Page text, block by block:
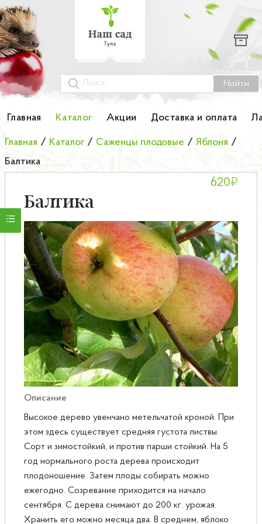
Найти
Главная Каталог Акции Доставка и оплата
Каталог
Гортензии
Грунты
Колоновидные деревья
Лук-севок
Малина
Мини-деревья
НОВИНКА Английские и Японские розы
Саженцы плодовые
Сирень
Главная / Каталог / Саженцы плодовые / Яблоня /
Балтика
Балтика
620₽
Описание
Высокое дерево увенчано метельчатой кроной. При
этом здесь существует средняя густота листвы.
Сорт и зимостойкий, и против парши стойкий. На 5
год нормального роста дерева происходит
плодоношение. Затем плоды собирать можно
ежегодно. Созревание приходится на начало
сентября. С дерева снимают до 200 кг. урожая.
Хранить его можно месяца два. В среднем, яблоко